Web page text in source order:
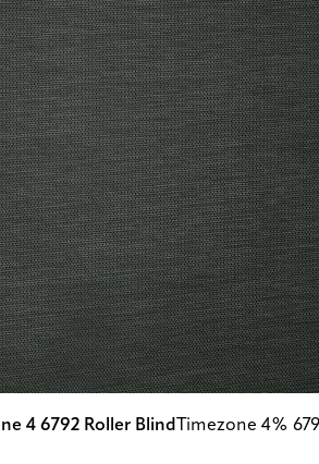
4 6792 Roller Blind Timezone 4%